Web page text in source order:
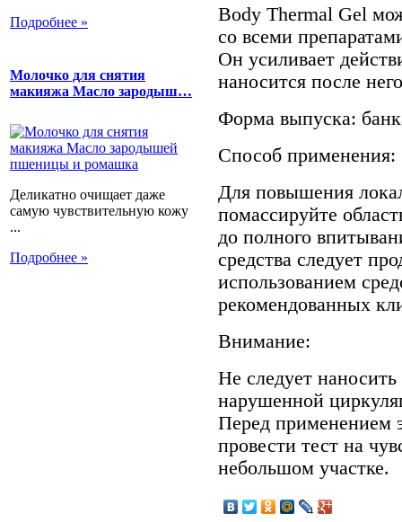
Подробнее »
Молочко для снятия
макияжа Масло зародыш…
Деликатно очищает даже
самую чувствительную кожу
...
Подробнее »
Body Thermal Gel
со всеми
Он усиливает
наносится после
Форма выпуска:
Способ применения:
Для повышения
помассируйте
до полного
средства следует
использованием
рекомендованных
Внимание:
Не следует
нарушенной
Перед применением
провести тест на
небольшом участке.